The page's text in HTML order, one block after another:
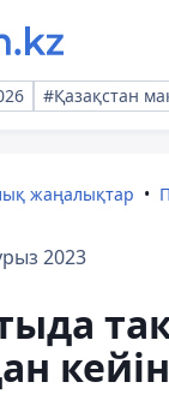
#Қазақстан
жаңалықтар
2023